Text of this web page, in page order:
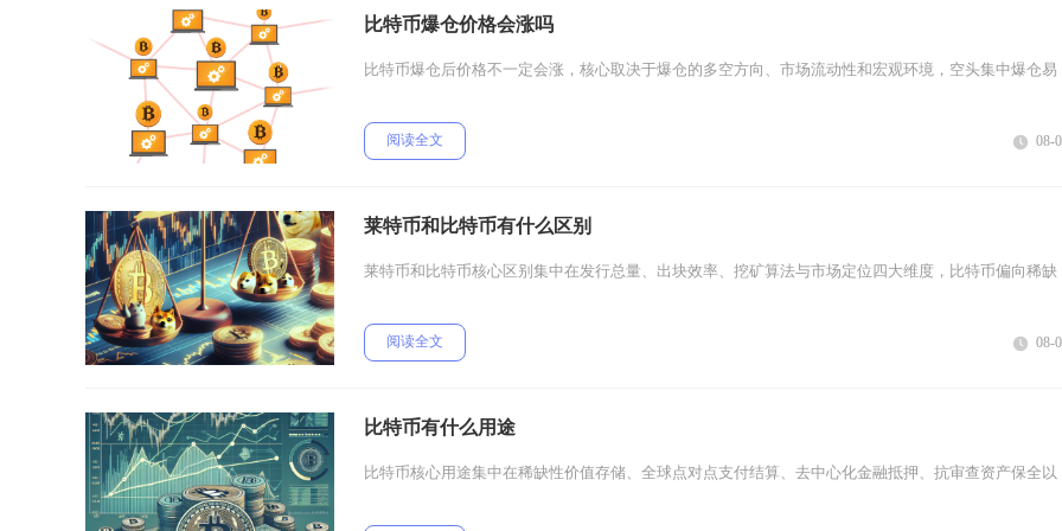
比特币爆仓价格会涨吗
比特币爆仓后价格不一定会涨，核心取决于爆仓的多空方向、市场流动性和宏观环境，空头集中爆仓易
阅读全文 08-
莱特币和比特币有什么区别
莱特币和比特币核心区别集中在发行总量、出块效率、挖矿算法与市场定位四大维度，比特币偏向稀缺
阅读全文 08-
比特币有什么用途
比特币核心用途集中在稀缺性价值存储、全球点对点支付结算、去中心化金融抵押、抗审查资产保全以